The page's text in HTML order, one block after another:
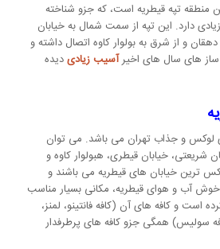
منطقه تپه قیطریه است، که جزو شناخته
دارد. این تپه از سمت شمال به خیابان
و از شرق به بولوار کاوه اتصال داشته و
های سال های اخیرآسیب زیادیدیده
لوکس و جذاب تهران می باشد. می توان
شریعتی، خیابان قیطری، هبولوار کاوه و
ترین خیابان های قیطریه می باشند و
آب ‌و هوای قیطریه، مکانی بسیار مناسب
است و کافه های آن (کافه فانتینو، لمنز،
کافه سولیس) همگی جزو کافه های پرطرفدار